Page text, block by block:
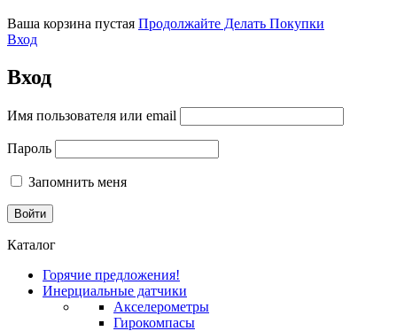
Ваша корзина пустая Продолжайте Делать Покупки
Вход
Вход
Имя пользователя или email
Пароль
Запомнить меня
Каталог
Горячие предложения!
Инерциальные датчики
Акселерометры
Гирокомпасы